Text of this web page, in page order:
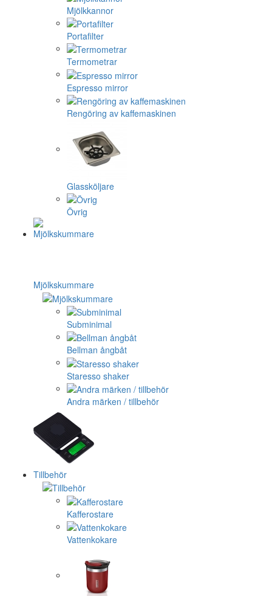
Mjölkkannor
Portafilter
Termometrar
Espresso mirror
Rengöring av kaffemaskinen
Glassköljare
Övrig
Mjölkskummare
Subminimal
Bellman ångbåt
Staresso shaker
Andra märken / tillbehör
Tillbehör
Kafferostare
Vattenkokare